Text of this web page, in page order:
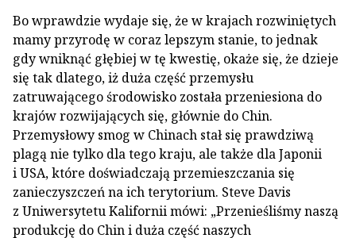
Bo wprawdzie wydaje się, że w krajach rozwiniętych
mamy przyrodę w coraz lepszym stanie, to jednak
gdy wniknąć głębiej w tę kwestię, okaże się, że dzieje
się tak dlatego, iż duża część przemysłu
zatruwającego środowisko została przeniesiona do
krajów rozwijających się, głównie do Chin.
Przemysłowy smog w Chinach stał się prawdziwą
plagą nie tylko dla tego kraju, ale także dla Japonii
i USA, które doświadczają przemieszczania się
zanieczyszczeń na ich terytorium. Steve Davis
z Uniwersytetu Kalifornii mówi: „Przenieśliśmy naszą
produkcję do Chin i duża część naszych